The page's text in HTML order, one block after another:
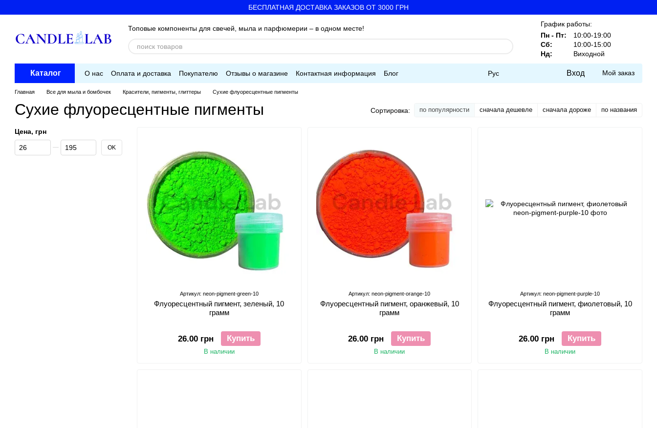
БЕСПЛАТНАЯ ДОСТАВКА ЗАКАЗОВ ОТ 3000 ГРН
Топовые компоненты для свечей, мыла и парфюмерии – в одном месте!
График работы:
Пн - Пт:
10:00-19:00
Сб:
10:00-15:00
Нд:
Виходной
Каталог О нас Оплата и доставка Покупателю Отзывы о магазине Контактная информация Блог Рус Вход Мой заказ
Главная Все для мыла и бомбочек Красители, пигменты, глиттеры Сухие флуоресцентные пигменты
Сухие флуоресцентные пигменты Сортировка: по популярности сначала дешевле сначала дороже по названия
Артикул: neon-pigment-green-10
Флуоресцентный пигмент, зеленый, 10
грамм
26.00 грн Купить
В наличии
Артикул: neon-pigment-orange-10
Флуоресцентный пигмент, оранжевый, 10
грамм
26.00 грн Купить
В наличии
Артикул: neon-pigment-purple-10
Флуоресцентный пигмент, фиолетовый, 10
грамм
26.00 грн Купить
В наличии
Цена, грн
От Цена, грн
До Цена, грн OK